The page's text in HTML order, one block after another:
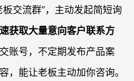
交流群”，主动发起简短询
获取大量意向客户联系方
账号，不定期发布产品案
，能让老板主动加你咨询。